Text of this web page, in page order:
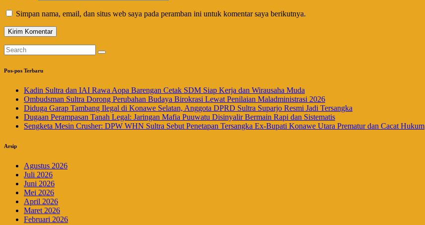
Simpan nama, email, dan situs web saya pada peramban ini untuk komentar saya berikutnya.
Pos-pos Terbaru
Kadin Sultra dan IAI Rawa Aopa Barengan Cetak SDM Siap Kerja dan Wirausaha Muda
Ombudsman Sultra Dorong Perubahan Budaya Birokrasi Lewat Penilaian Maladministrasi 2026
Diduga Garap Tambang Ilegal di Konawe Selatan, Anggota DPRD Sultra Suparjo Resmi Jadi Tersangka
Dugaan Perampasan Tanah Legal: Jaringan Mafia Puuwatu Disinyalir Bermain Rapi dan Sistematis
Sengketa Mesin Crusher: DPW WHN Sultra Sebut Penetapan Tersangka Ex-Bupati Konawe Utara Prematur dan Cacat Hukum
Arsip
Agustus 2026
Juli 2026
Juni 2026
Mei 2026
April 2026
Maret 2026
Februari 2026